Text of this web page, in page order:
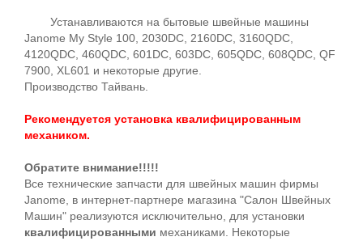
Устанавливаются на бытовые швейные машины
Janome My Style 100, 2030DC, 2160DC, 3160QDC,
4120QDC, 460QDC, 601DC, 603DC, 605QDC, 608QDC, QF
7900, XL601 и некоторые другие.
Производство Тайвань.
Рекомендуется установка квалифицированным
механиком.
Обратите внимание!!!!!
Все технические запчасти для швейных машин фирмы
Janome, в интернет-партнере магазина "Салон Швейных
Машин" реализуются исключительно, для установки
квалифицированными механиками. Некоторые